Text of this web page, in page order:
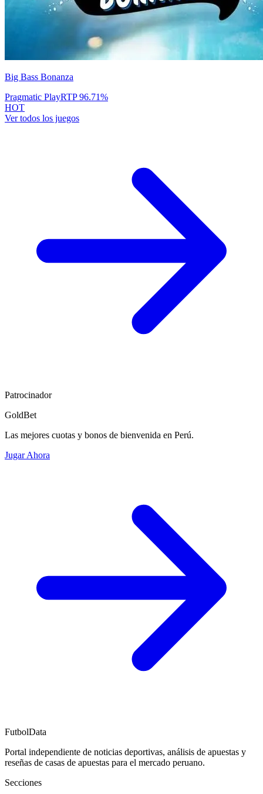
Big Bass Bonanza
Pragmatic PlayRTP96.71%
HOT
Ver todos los juegos
Patrocinador
GoldBet
Las mejores cuotas y bonos de bienvenida en Perú.
Jugar Ahora
FutbolData
Portal independiente de noticias deportivas, análisis de apuestas y
reseñas de casas de apuestas para el mercado peruano.
Secciones